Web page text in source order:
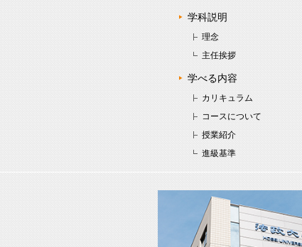
学科説明
理念
主任挨拶
学べる内容
カリキュラム
コースについて
授業紹介
進級基準